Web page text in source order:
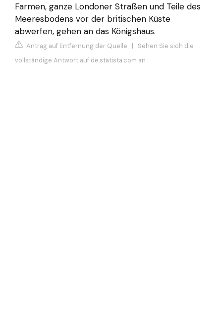
Farmen, ganze Londoner Straßen und Teile des
Meeresbodens vor der britischen Küste
abwerfen, gehen an das Königshaus.
Antrag auf Entfernung der Quelle | Sehen Sie sich die
vollständige Antwort auf de.statista.com an